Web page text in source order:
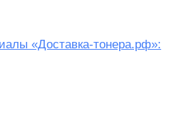
«Доставка-тонера.рф»: